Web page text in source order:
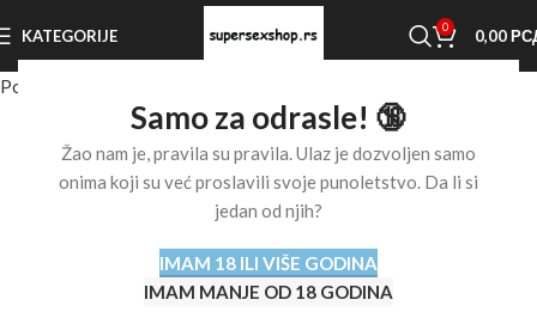
Samo za odrasle! 🔞
Žao nam je, pravila su pravila. Ulaz je dozvoljen samo
onima koji su već proslavili svoje punoletstvo. Da li si
jedan od njih?
IMAM 18 ILI VIŠE GODINA
IMAM MANJE OD 18 GODINA
KATEGORIJE 0 0,00
Početna stranica